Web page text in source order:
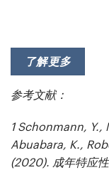
了解更多
参考文献：
1Schonmann, Y.,
Abuabara, K.,
(2020). 成年特应